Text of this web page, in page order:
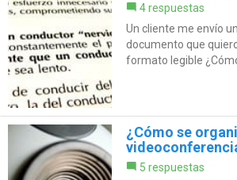
4 respuestas
Un cliente me envío
documento que
formato legible
¿Cómo se
5 respuestas